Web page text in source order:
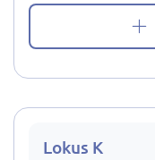
Lokus K